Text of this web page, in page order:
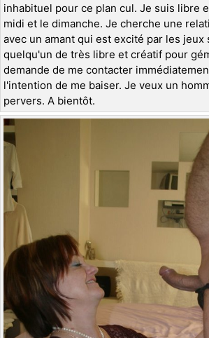
inhabituel pour ce plan cul. Je suis libre
midi et le dimanche. Je cherche une
avec un amant qui est excité par les jeux
quelqu'un de très libre et créatif pour
demande de me contacter
l'intention de me baiser. Je veux un
pervers. A bientôt.